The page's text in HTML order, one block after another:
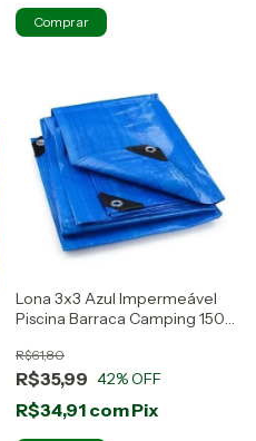
Lona 3x3 Azul Impermeável
Piscina Barraca Camping 150
R$35,99
R$61,80
42% OFF
R$34,91 comPix